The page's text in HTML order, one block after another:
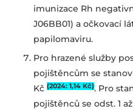
imunizace Rh
J06BB01) a očkovací
papilomaviru.
Pro hrazené služby
pojištěncům se
Kč (2024: 1,14 Kč). Pro
pojištěnců se odst. 1